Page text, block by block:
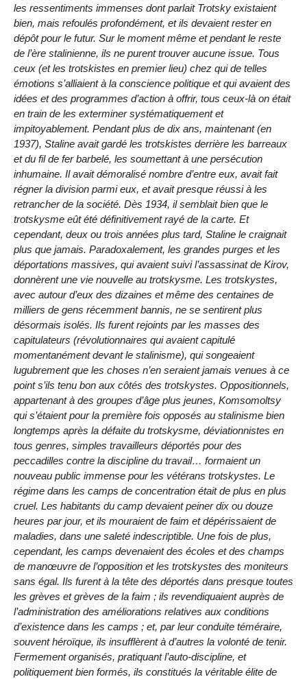
les ressentiments immenses dont parlait Trotsky existaient
bien, mais refoulés profondément, et ils devaient rester en
dépôt pour le futur. Sur le moment même et pendant le reste
de l’ère stalinienne, ils ne purent trouver aucune issue. Tous
ceux (et les trotskistes en premier lieu) chez qui de telles
émotions s’alliaient à la conscience politique et qui avaient des
idées et des programmes d’action à offrir, tous ceux-là on était
en train de les exterminer systématiquement et
impitoyablement. Pendant plus de dix ans, maintenant (en
1937), Staline avait gardé les trotskistes derrière les barreaux
et du fil de fer barbelé, les soumettant à une persécution
inhumaine. Il avait démoralisé nombre d’entre eux, avait fait
régner la division parmi eux, et avait presque réussi à les
retrancher de la société. Dès 1934, il semblait bien que le
trotskysme eût été définitivement rayé de la carte. Et
cependant, deux ou trois années plus tard, Staline le craignait
plus que jamais. Paradoxalement, les grandes purges et les
déportations massives, qui avaient suivi l’assassinat de Kirov,
donnèrent une vie nouvelle au trotskysme. Les trotskystes,
avec autour d’eux des dizaines et même des centaines de
milliers de gens récemment bannis, ne se sentirent plus
désormais isolés. Ils furent rejoints par les masses des
capitulateurs (révolutionnaires qui avaient capitulé
momentanément devant le stalinisme), qui songeaient
lugubrement que les choses n’en seraient jamais venues à ce
point s’ils tenu bon aux côtés des trotskystes. Oppositionnels,
appartenant à des groupes d’âge plus jeunes, Komsomoltsy
qui s’étaient pour la première fois opposés au stalinisme bien
longtemps après la défaite du trotskysme, déviationnistes en
tous genres, simples travailleurs déportés pour des
peccadilles contre la discipline du travail… formaient un
nouveau public immense pour les vétérans trotskystes. Le
régime dans les camps de concentration était de plus en plus
cruel. Les habitants du camp devaient peiner dix ou douze
heures par jour, et ils mouraient de faim et dépérissaient de
maladies, dans une saleté indescriptible. Une fois de plus,
cependant, les camps devenaient des écoles et des champs
de manœuvre de l’opposition et les trotskystes des moniteurs
sans égal. Ils furent à la tête des déportés dans presque toutes
les grèves et grèves de la faim ; ils revendiquaient auprès de
l’administration des améliorations relatives aux conditions
d’existence dans les camps ; et, par leur conduite téméraire,
souvent héroïque, ils insufflèrent à d’autres la volonté de tenir.
Fermement organisés, pratiquant l’auto-discipline, et
politiquement bien formés, ils constitués la véritable élite de